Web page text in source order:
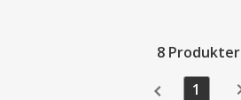
8 Produkter
1